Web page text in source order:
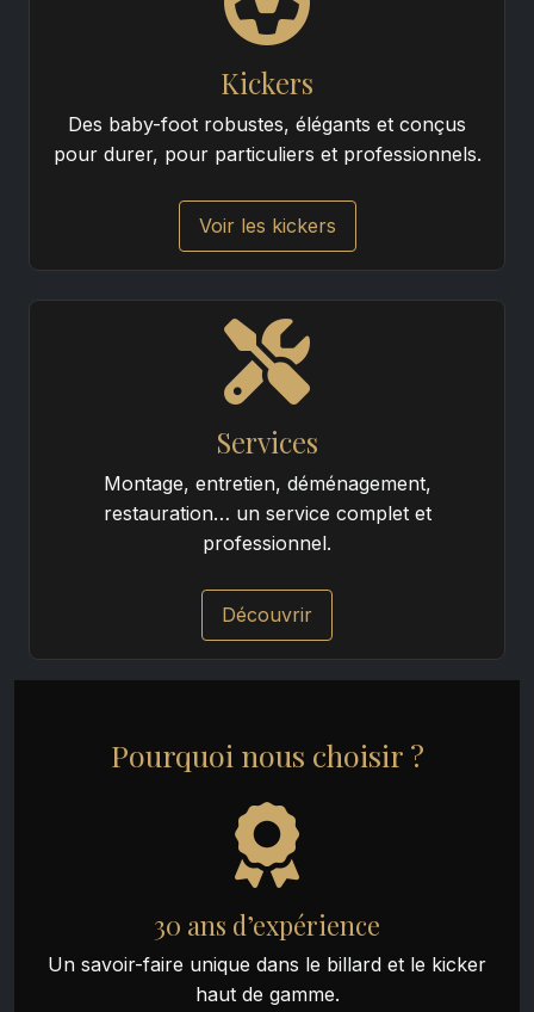
Kickers
Des baby-foot robustes, élégants et conçus
pour durer, pour particuliers et professionnels.
Voir les kickers
Services
Montage, entretien, déménagement,
restauration… un service complet et
professionnel.
Découvrir
Pourquoi nous choisir ?
30 ans d’expérience
Un savoir-faire unique dans le billard et le kicker
haut de gamme.